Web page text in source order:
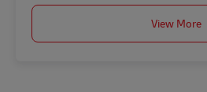
View More